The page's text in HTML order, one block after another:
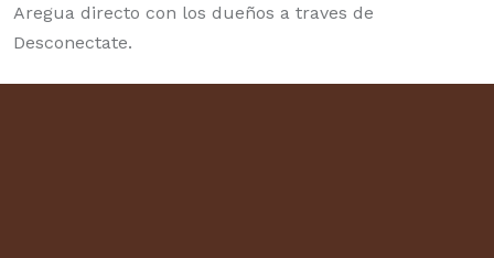
Aregua directo con los dueños a traves de
Desconectate.